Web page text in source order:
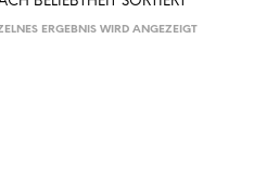
ERGEBNIS WIRD ANGEZEIGT